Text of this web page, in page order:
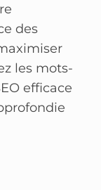
des
les mots-
efficace